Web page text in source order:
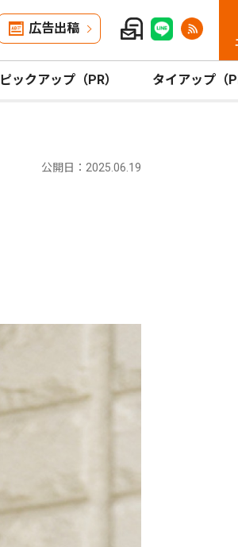
広告出稿
ピックアップ（PR） タイアップ（
公開日：2025.06.19